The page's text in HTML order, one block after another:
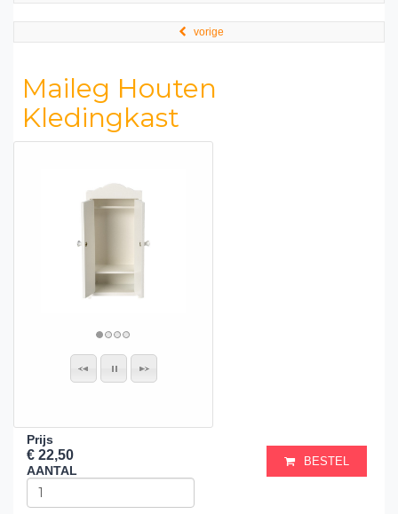
vorige
Maileg Houten
Kledingkast
Prijs
€ 22,50
AANTAL
BESTEL